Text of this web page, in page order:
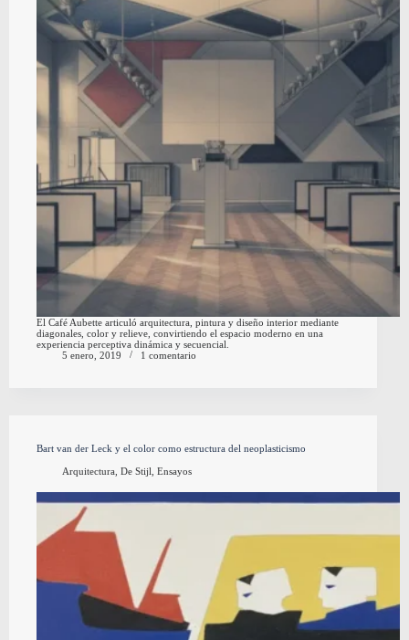
El Café Aubette articuló arquitectura, pintura y diseño interior mediante
diagonales, color y relieve, convirtiendo el espacio moderno en una
experiencia perceptiva dinámica y secuencial.
5 enero, 2019
1 comentario
Bart van der Leck y el color como estructura del neoplasticismo
Arquitectura, De Stijl Ensayos